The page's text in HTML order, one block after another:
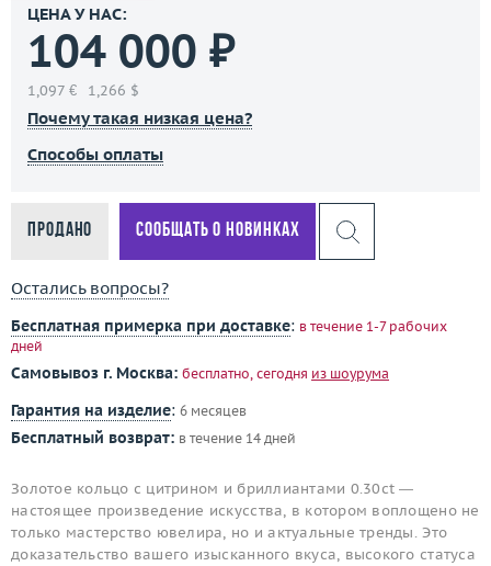
ЦЕНА У НАС:
104 000 ₽
1,097 € 1,266 $
Почему такая низкая цена?
Способы оплаты
Продано Сообщать о новинках
Остались вопросы?
Бесплатная примерка при доставке: в течение 1-7 рабочих
дней
Самовывоз г. Москва: бесплатно, сегодня из шоурума
Гарантия на изделие: 6 месяцев
Бесплатный возврат: в течение 14 дней
Золотое кольцо с цитрином и бриллиантами 0.30ct —
настоящее произведение искусства, в котором воплощено не
только мастерство ювелира, но и актуальные тренды. Это
доказательство вашего изысканного вкуса, высокого статуса